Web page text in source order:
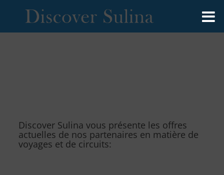
Discover Sulina vous présente les offres
actuelles de nos partenaires en matière de
voyages et de circuits: